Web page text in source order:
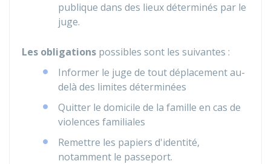
publique dans des lieux déterminés par le
juge.
Les obligations possibles sont les suivantes :
Informer le juge de tout déplacement au-
delà des limites déterminées
Quitter le domicile de la famille en cas de
violences familiales
Remettre les papiers d'identité,
notamment le passeport.